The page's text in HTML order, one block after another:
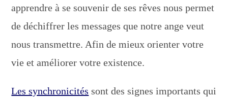
apprendre à se souvenir de ses rêves nous permet
de déchiffrer les messages que notre ange veut
nous transmettre. Afin de mieux orienter votre
vie et améliorer votre existence.
Les synchronicités sont des signes importants qui